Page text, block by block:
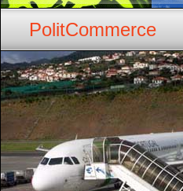
PolitCommerce